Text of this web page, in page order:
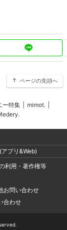
ページの先頭へ
ー特集 mimot.
プリ&Web)
利用・著作権等
お問い合わせ
合わせ